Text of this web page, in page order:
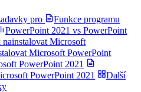
pro
Funkce programu
PowerPoint 2021 vs PowerPoint
nainstalovat Microsoft
Microsoft PowerPoint
PowerPoint 2021
PowerPoint 2021
Další